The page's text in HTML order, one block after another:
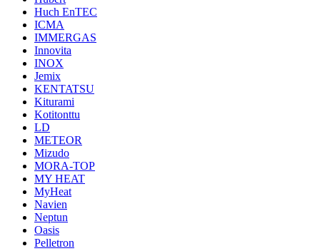
Huch EnTEC
ICMA
IMMERGAS
Innovita
INOX
Jemix
KENTATSU
Kiturami
Kotitonttu
LD
METEOR
Mizudo
MORA-TOP
MY HEAT
MyHeat
Navien
Neptun
Oasis
Pelletron